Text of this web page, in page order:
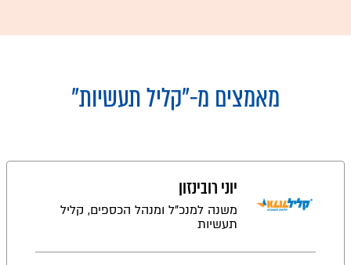
מאמצים מ-"קליל תעשיות"
יוני רובינזון
משנה למנכ"ל ומנהל הכספים, קליל
תעשיות